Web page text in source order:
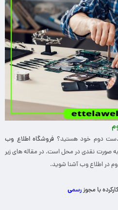
دوم خود هستید؟ فروشگاه اطلاع وب
صورت نقدی در محل است. در مقاله های زیر
در اطلاع وب آشنا شوید.
با مجوزرسمی